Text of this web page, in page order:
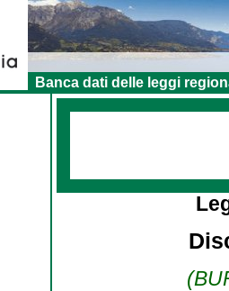
Banca dati delle leggi